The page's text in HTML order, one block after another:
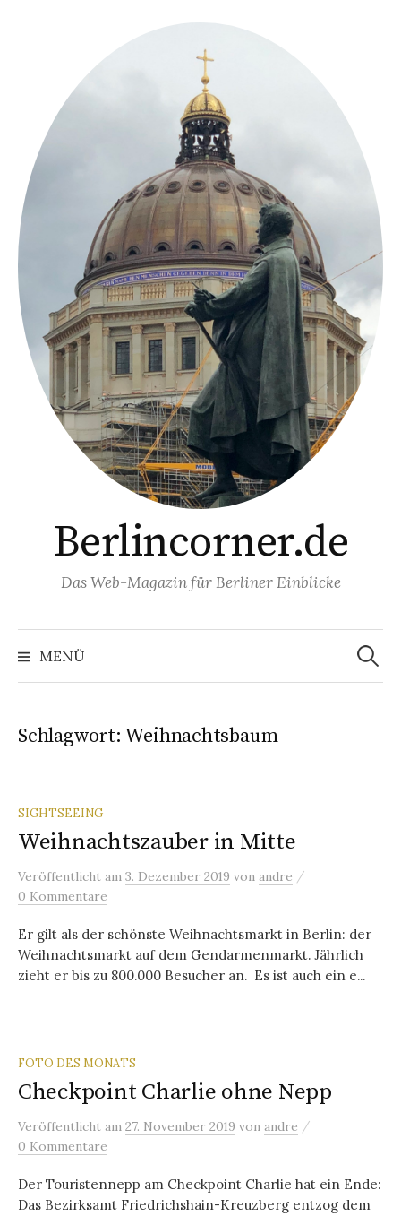
Berlincorner.de
Das Web-Magazin für Berliner Einblicke
MENÜ
Suchen
nach:
Schlagwort: Weihnachtsbaum
SIGHTSEEING
Weihnachtszauber in Mitte
Veröffentlicht am 3. Dezember 2019 von andre /
0 Kommentare
Er gilt als der schönste Weihnachtsmarkt in Berlin: der
Weihnachtsmarkt auf dem Gendarmenmarkt. Jährlich
zieht er bis zu 800.000 Besucher an. Es ist auch ein e...
FOTO DES MONATS
Checkpoint Charlie ohne Nepp
Veröffentlicht am 27. November 2019 von andre /
0 Kommentare
Der Touristennepp am Checkpoint Charlie hat ein Ende:
Das Bezirksamt Friedrichshain-Kreuzberg entzog dem